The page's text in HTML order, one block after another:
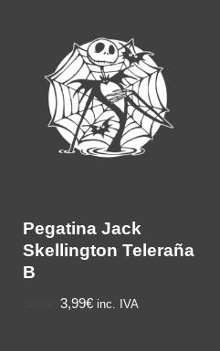
Pegatina Jack
Skellington Teleraña
B
3,99€ inc. IVA